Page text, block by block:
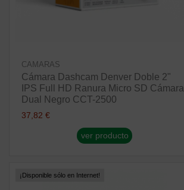
CAMARAS
Cámara Dashcam Denver Doble 2"
IPS Full HD Ranura Micro SD Cámara
Dual Negro CCT-2500
37,82 €
ver producto
¡Disponible sólo en Internet!